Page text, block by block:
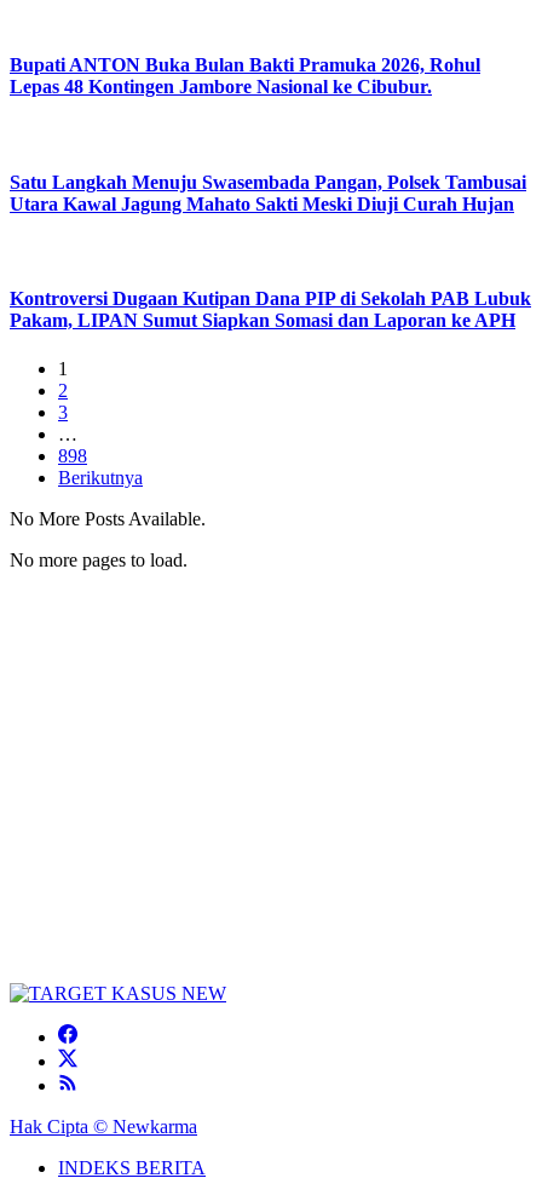
Bupati ANTON Buka Bulan Bakti Pramuka 2026, Rohul
Lepas 48 Kontingen Jambore Nasional ke Cibubur.
Satu Langkah Menuju Swasembada Pangan, Polsek Tambusai
Utara Kawal Jagung Mahato Sakti Meski Diuji Curah Hujan
Kontroversi Dugaan Kutipan Dana PIP di Sekolah PAB Lubuk
Pakam, LIPAN Sumut Siapkan Somasi dan Laporan ke APH
1
2
3
…
898
Berikutnya
No More Posts Available.
No more pages to load.
Hak Cipta © Newkarma
INDEKS BERITA